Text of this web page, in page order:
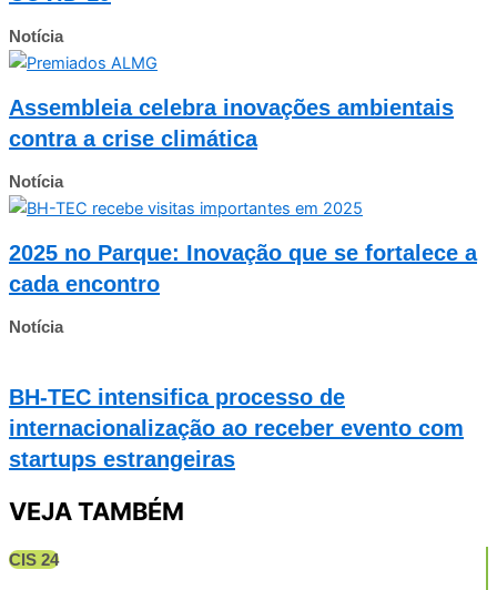
Notícia
Assembleia celebra inovações ambientais
contra a crise climática
Notícia
2025 no Parque: Inovação que se fortalece a
cada encontro
Notícia
BH-TEC intensifica processo de
internacionalização ao receber evento com
startups estrangeiras
VEJA TAMBÉM
CIS 24